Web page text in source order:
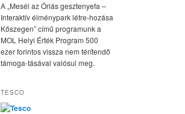
A „Mesél az Óriás gesztenyefa –
Interaktív élménypark létre-hozása
Kőszegen” című programunk a
MOL Helyi Érték Program 500
ezer forintos vissza nem térítendő
támoga-tásával valósul meg.
TESCO